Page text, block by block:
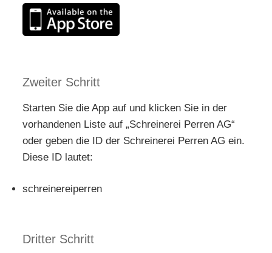
Zweiter Schritt
Starten Sie die App auf und klicken Sie in der
vorhandenen Liste auf „Schreinerei Perren AG“
oder geben die ID der Schreinerei Perren AG ein.
Diese ID lautet:
schreinereiperren
Dritter Schritt